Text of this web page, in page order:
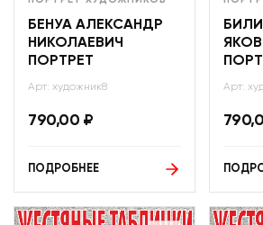
БЕНУА АЛЕКСАНДР
НИКОЛАЕВИЧ
ПОРТРЕТ
Арт: художник8
790,00 ₽
ПОДРОБНЕЕ
Арт: